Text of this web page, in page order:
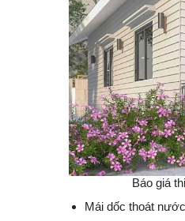
Báo giá
Mái dốc thoát